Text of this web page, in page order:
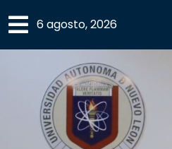
×
ACADEMIA
CAMPUSUANL
6 agosto, 2026